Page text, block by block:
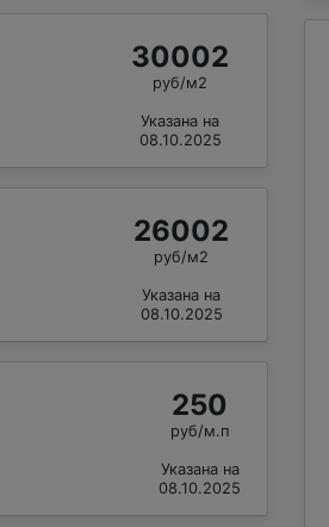
30002
руб/м2
Указана на
08.10.2025
26002
руб/м2
Указана на
08.10.2025
250
руб/м.п
Указана на
08.10.2025